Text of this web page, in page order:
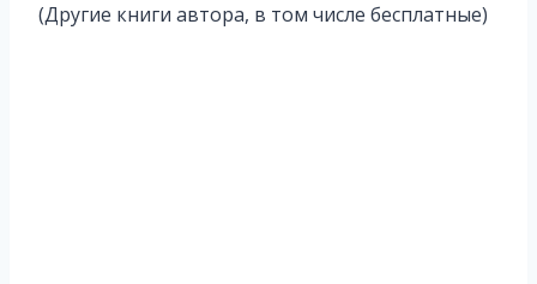
записи:
(Другие книги автора, в том числе бесплатные)